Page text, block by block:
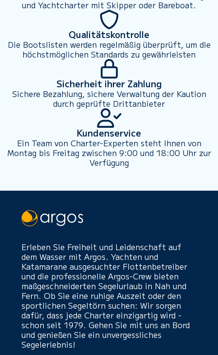
und Yachtcharter mit Skipper oder Bareboat.
Qualitätskontrolle
Die Bootslisten werden regelmäßig überprüft, um die
höchstmöglichen Standards zu gewährleisten
Sicherheit ihrer Zahlung
Sichere Bezahlung, sichere Verwaltung der Kaution
durch geprüfte Drittanbieter
Kundenservice
Ein Team von Charter-Experten steht Ihnen von
Montag bis Freitag zwischen 9:00 und 18:00 Uhr zur
Verfügung
Erleben Sie Freiheit und Leidenschaft auf
dem Wasser mit Argos. Yachten und
Katamarane ausgesuchter Flottenbetreiber
und die professionelle Argos-Crew bieten
maßgeschneiderten Segelurlaub in Nah und
Fern. Ob Sie eine ruhige Auszeit oder den
sportlichen Segeltörn suchen: Wir sorgen
dafür, dass jede Charter einzigartig wird -
schon seit 1979. Gehen Sie mit uns an Bord
und genießen Sie ein unvergessliches
Segelerlebnis!